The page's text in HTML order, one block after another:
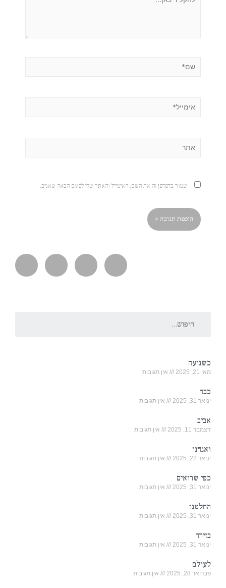
שמור בדפדפן זה את השם, האימייל והאתר שלי לפעם הבאה שאגיב.
כשנועה
מאי 21, 2025 אין תגובות
כבה
ינואר 31, 2025 אין תגובות
אביב
דצמבר 11, 2025 אין תגובות
ואנחנו
ינואר 22, 2025 אין תגובות
כפי שרואים
ינואר 31, 2025 אין תגובות
החלטנו
ינואר 31, 2025 אין תגובות
בזירה
ינואר 31, 2025 אין תגובות
לעולם
פברואר 28, 2025 אין תגובות